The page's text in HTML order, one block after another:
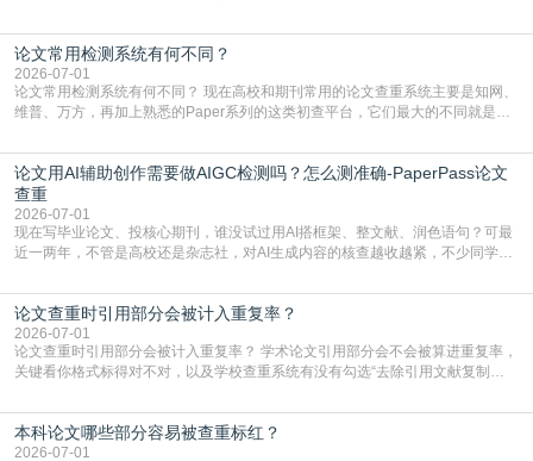
但很多人忽略了，AI生成的内容天生带有重复风险——训练AI的数据集本身就包
含大量已公开的学术内容、网络原创内容，AI输出内容时很容易无意识拼接出重
复片
论文常用检测系统有何不同？
2026-07-01
论文常用检测系统有何不同？ 现在高校和期刊常用的论文查重系统主要是知网、
维普、万方，再加上熟悉的Paper系列的这类初查平台，它们最大的不同就是数
查数值误导。知网（CNKI）是学校定稿检测的绝对主流。本科用PMLC，含大学
生联合比对库，能比历届学长论文，硕博用VIP/TMLC，含学术论文联合比对
库，期刊投稿用AMLMC/SML
论文用AI辅助创作需要做AIGC检测吗？怎么测准确-PaperPass论文
查重
2026-07-01
现在写毕业论文、投核心期刊，谁没试过用AI搭框架、整文献、润色语句？可最
近一两年，不管是高校还是杂志社，对AI生成内容的核查越收越紧，不少同学投
真的太亏。提前做AIGC检测，已经成了很多过来人交稿前必做的一步。为什么
AIGC检测成了论文答辩投稿前的必备项？可能还有不少人觉得，我就用AI搭了个
框架，内容都是自己写的，至于做AIG
论文查重时引用部分会被计入重复率？
2026-07-01
论文查重时引用部分会被计入重复率？ 学术论文引用部分会不会被算进重复率，
关键看你格式标得对不对，以及学校查重系统有没有勾选“去除引用文献复制
独占一行，每条文献用[1][2]方括号编号、与正文一一对应，著录项符合GB/T
7714（作者、题名、刊名、年、卷期、页码齐全，标点用半角）；查重系统识别
成功后通常把这段标为引用，
本科论文哪些部分容易被查重标红？
2026-07-01